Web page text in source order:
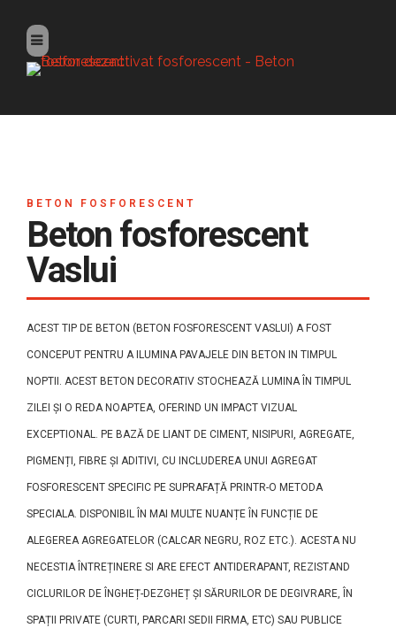
BETON FOSFORESCENT
Beton fosforescent
Vaslui
ACEST TIP DE BETON (BETON FOSFORESCENT VASLUI) A FOST
CONCEPUT PENTRU A ILUMINA PAVAJELE DIN BETON IN TIMPUL
NOPTII. ACEST BETON DECORATIV STOCHEAZĂ LUMINA ÎN TIMPUL
ZILEI ȘI O REDA NOAPTEA, OFERIND UN IMPACT VIZUAL
EXCEPTIONAL. PE BAZĂ DE LIANT DE CIMENT, NISIPURI, AGREGATE,
PIGMENȚI, FIBRE ȘI ADITIVI, CU INCLUDEREA UNUI AGREGAT
FOSFORESCENT SPECIFIC PE SUPRAFAȚĂ PRINTR-O METODA
SPECIALA. DISPONIBIL ÎN MAI MULTE NUANȚE ÎN FUNCȚIE DE
ALEGEREA AGREGATELOR (CALCAR NEGRU, ROZ ETC.). ACESTA NU
NECESTIA ÎNTREȚINERE SI ARE EFECT ANTIDERAPANT, REZISTAND
CICLURILOR DE ÎNGHEȚ-DEZGHEȚ ȘI SĂRURILOR DE DEGIVRARE, ÎN
SPAȚII PRIVATE (CURTI, PARCARI SEDII FIRMA, ETC) SAU PUBLICE